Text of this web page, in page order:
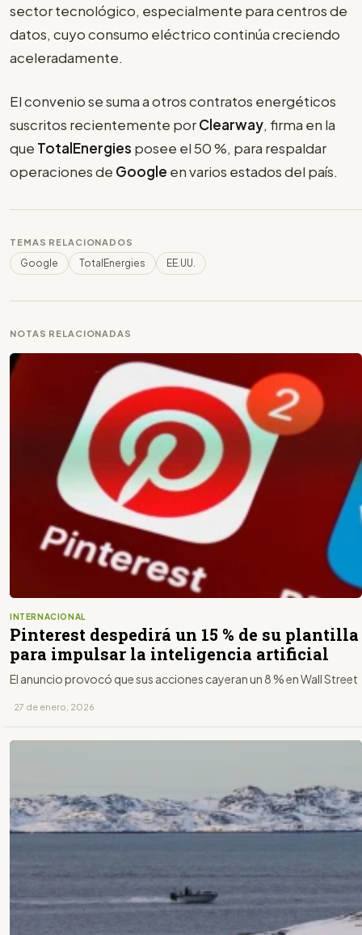
sector tecnológico, especialmente para centros de
datos, cuyo consumo eléctrico continúa creciendo
aceleradamente.
El convenio se suma a otros contratos energéticos
suscritos recientemente porClearway, firma en la
que TotalEnergies posee el 50 %, para respaldar
operaciones de Google en varios estados del país.
TEMAS RELACIONADOS
Google TotalEnergies EE.UU.
NOTAS RELACIONADAS
INTERNACIONAL
Pinterest despedirá un 15 % de su plantilla
para impulsar la inteligencia artificial
El anuncio provocó que sus acciones cayeran un 8 % en Wall Street
· 27 de enero, 2026